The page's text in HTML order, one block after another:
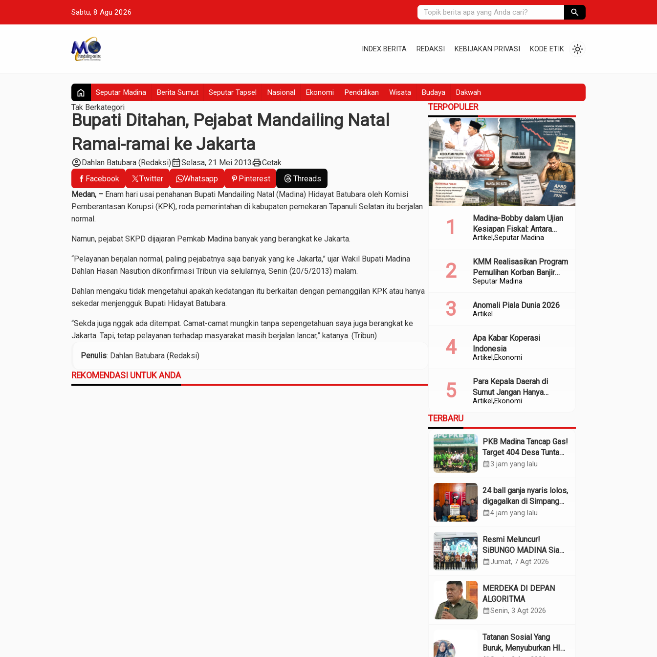
Sabtu, 8 Agu 2026 search
INDEX BERITA REDAKSI KEBIJAKAN PRIVASI KODE ETIK light_mode
home Seputar Madina Berita Sumut Seputar Tapsel Nasional Ekonomi Pendidikan Wisata Budaya Dakwah
Tak Berkategori
Bupati Ditahan, Pejabat Mandailing Natal
Ramai-ramai ke Jakarta
account_circleDahlan Batubara (Redaksi)calendar_monthSelasa, 21 Mei 2013printCetak
Facebook
Twitter Whatsapp Pinterest
Threads
Medan, – Enam hari usai penahanan Bupati Mandailing Natal (Madina) Hidayat Batubara oleh Komisi
Pemberantasan Korupsi (KPK), roda pemerintahan di kabupaten pemekaran Tapanuli Selatan itu berjalan
normal.
Namun, pejabat SKPD dijajaran Pemkab Madina banyak yang berangkat ke Jakarta.
“Pelayanan berjalan normal, paling pejabatnya saja banyak yang ke Jakarta,” ujar Wakil Bupati Madina
Dahlan Hasan Nasution dikonfirmasi Tribun via selularnya, Senin (20/5/2013) malam.
Dahlan mengaku tidak mengetahui apakah kedatangan itu berkaitan dengan pemanggilan KPK atau hanya
sekedar menjengguk Bupati Hidayat Batubara.
“Sekda juga nggak ada ditempat. Camat-camat mungkin tanpa sepengetahuan saya juga berangkat ke
Jakarta. Tapi, tetap pelayanan terhadap masyarakat masih berjalan lancar,” katanya. (Tribun)
Penulis: Dahlan Batubara (Redaksi)
REKOMENDASI UNTUK ANDA
TERPOPULER
Artikel Seputar Madina
Madina-Bobby dalam Ujian
Kesiapan Fiskal: Antara
Kedekatan Politik dan
Seputar Madina
KMM Realisasikan Program
Pemulihan Korban Banjir
dan Longsor di Kabupaten
Artikel
Anomali Piala Dunia 2026
Artikel Ekonomi
Apa Kabar Koperasi
Indonesia
Artikel Ekonomi
Para Kepala Daerah di
Sumut Jangan Hanya
Meratapi Minimnya Transfer
TERBARU
PKB Madina Tancap Gas!
Target 404 Desa Tuntas
Desember, “Pengurus
calendar_month3 jam yang lalu
24 ball ganja nyaris lolos,
digagalkan di Simpang
Empat Panyabungan
calendar_month4 jam yang lalu
Resmi Meluncur!
SiBUNGO MADINA Siap
Optimalkan Pendapatan
calendar_monthJumat, 7 Agt 2026
MERDEKA DI DEPAN
ALGORITMA
calendar_monthSenin, 3 Agt 2026
Tatanan Sosial Yang
Buruk, Menyuburkan HIV